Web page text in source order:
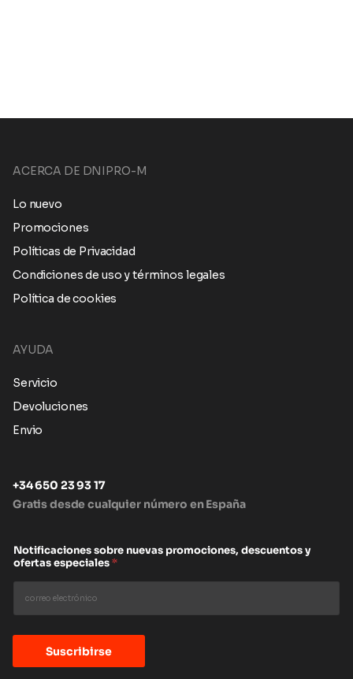
ACERCA DE DNIPRO-M
Lo nuevo
Promociones
Políticas de Privacidad
Condiciones de uso y términos legales
Política de cookies
AYUDA
Servicio
Devoluciones
Envio
+34 650 23 93 17
Gratis desde cualquier número en España
Notificaciones sobre nuevas promociones, descuentos y
ofertas especiales*
Suscribirse